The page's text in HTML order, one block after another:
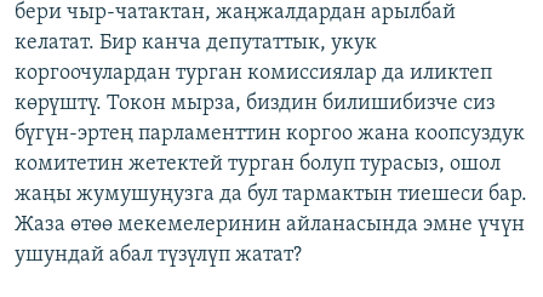
бери чыр-чатактан, жаңжалдардан арылбай
келатат. Бир канча депутаттык, укук
коргоочулардан турган комиссиялар да иликтеп
көрүштү. Токон мырза, биздин билишибизче сиз
бүгүн-эртең парламенттин коргоо жана коопсуздук
комитетин жетектей турган болуп турасыз, ошол
жаңы жумушуңузга да бул тармактын тиешеси бар.
Жаза өтөө мекемелеринин айланасында эмне үчүн
ушундай абал түзүлүп жатат?